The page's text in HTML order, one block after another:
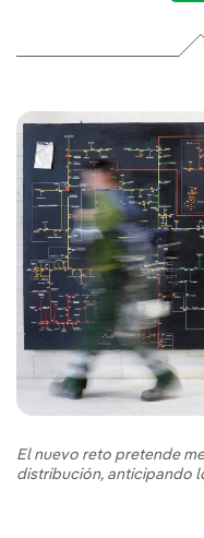
El nuevo reto pretende
distribución, anticipando